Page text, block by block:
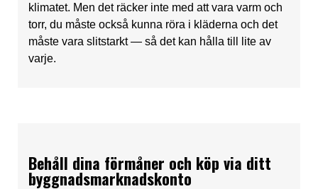
klimatet. Men det räcker inte med att vara varm och
torr, du måste också kunna röra i kläderna och det
måste vara slitstarkt — så det kan hålla till lite av
varje.
Behåll dina förmåner och köp via ditt
byggnadsmarknadskonto